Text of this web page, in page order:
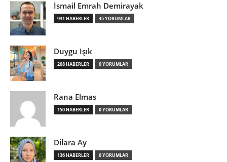
İsmail Emrah Demirayak
931 HABERLER 45 YORUMLAR
Duygu Işık
208 HABERLER 0 YORUMLAR
Rana Elmas
150 HABERLER 0 YORUMLAR
Dilara Ay
136 HABERLER 0 YORUMLAR